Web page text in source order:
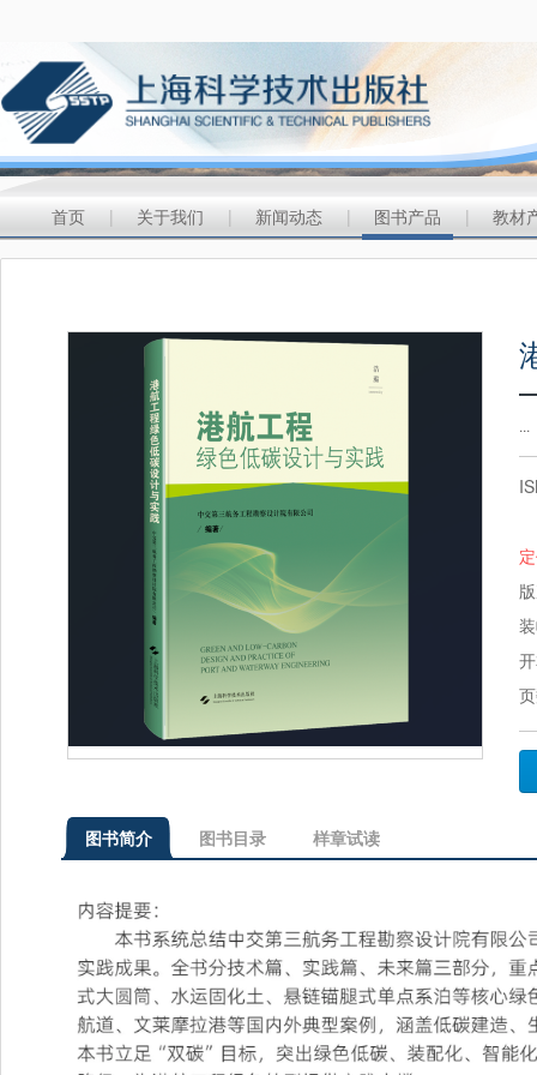
首页 | 关于我们 | 新闻动态 | 图书产品 | 教材
...
图书简介 图书目录 样章试读